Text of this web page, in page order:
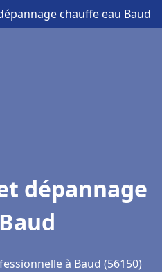
chauffe eau Baud
dépannage
à Baud (56150)